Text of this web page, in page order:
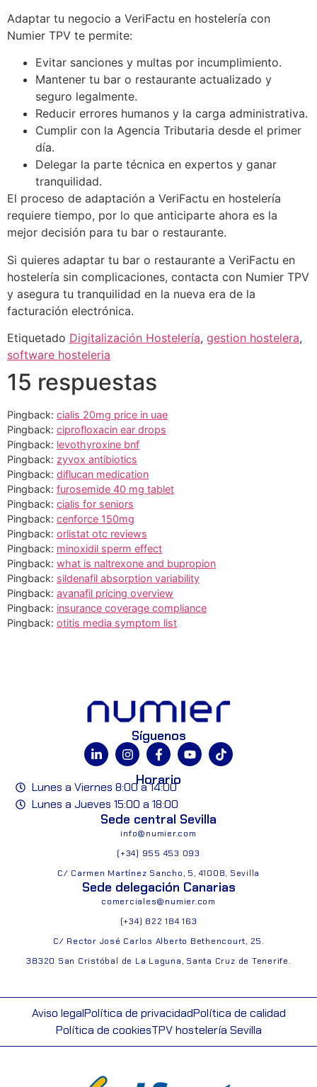
Adaptar tu negocio a VeriFactu en hostelería con
Numier TPV te permite:
Evitar sanciones y multas por incumplimiento.
Mantener tu bar o restaurante actualizado y
seguro legalmente.
Reducir errores humanos y la carga administrativa.
Cumplir con la Agencia Tributaria desde el primer
día.
Delegar la parte técnica en expertos y ganar
tranquilidad.
El proceso de adaptación a VeriFactu en hostelería
requiere tiempo, por lo que anticiparte ahora es la
mejor decisión para tu bar o restaurante.
Si quieres adaptar tu bar o restaurante a VeriFactu en
hostelería sin complicaciones, contacta con Numier TPV
y asegura tu tranquilidad en la nueva era de la
facturación electrónica.
Etiquetado Digitalización Hostelería, gestion hostelera,
software hosteleria
15 respuestas
Pingback: cialis 20mg price in uae
Pingback: ciprofloxacin ear drops
Pingback: levothyroxine bnf
Pingback: zyvox antibiotics
Pingback: diflucan medication
Pingback: furosemide 40 mg tablet
Pingback: cialis for seniors
Pingback: cenforce 150mg
Pingback: orlistat otc reviews
Pingback: minoxidil sperm effect
Pingback: what is naltrexone and bupropion
Pingback: sildenafil absorption variability
Pingback: avanafil pricing overview
Pingback: insurance coverage compliance
Pingback: otitis media symptom list
Síguenos
Horario
Lunes a Viernes 8:00 a 14:00
Lunes a Jueves 15:00 a 18:00
Sede central Sevilla
info@numier.com
(+34) 955 453 093
C/ Carmen Martínez Sancho, 5, 41008, Sevilla
Sede delegación Canarias
comerciales@numier.com
(+34) 822 184 163
C/ Rector José Carlos Alberto Bethencourt, 25.
38320 San Cristóbal de La Laguna, Santa Cruz de Tenerife.
Aviso legalPolítica de privacidadPolítica de calidad
Política de cookiesTPV hostelería Sevilla